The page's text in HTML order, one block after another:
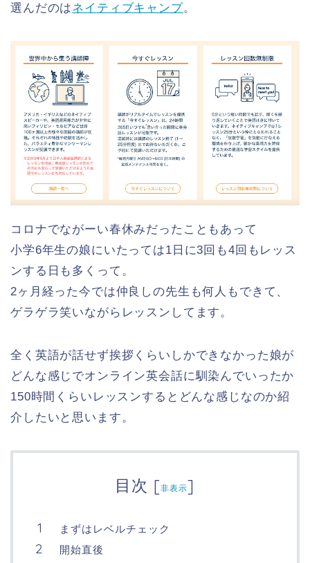
選んだのはネイティブキャンプ。
コロナでながーい春休みだったこともあって
小学6年生の娘にいたっては1日に3回も4回もレッス
ンする日も多くって。
2ヶ月経った今では仲良しの先生も何人もできて、
ゲラゲラ笑いながらレッスンしてます。
全く英語が話せず挨拶くらいしかできなかった娘が
どんな感じでオンライン英会話に馴染んでいったか
150時間くらいレッスンするとどんな感じなのか紹
介したいと思います。
目次 [非表示]
まずはレベルチェック
開始直後